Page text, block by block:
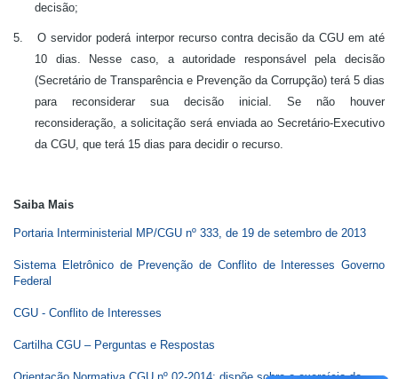
decisão;
5.
O servidor poderá interpor recurso contra decisão da CGU em até
10 dias. Nesse caso, a autoridade responsável pela decisão
(Secretário de Transparência e Prevenção da Corrupção) terá 5 dias
para reconsiderar sua decisão inicial. Se não houver
reconsideração, a solicitação será enviada ao Secretário-Executivo
da CGU, que terá 15 dias para decidir o recurso.
Saiba Mais
Portaria Interministerial MP/CGU nº 333, de 19 de setembro de 2013
Sistema Eletrônico de Prevenção de Conflito de Interesses Governo
Federal
CGU - Conflito de Interesses
Cartilha CGU – Perguntas e Respostas